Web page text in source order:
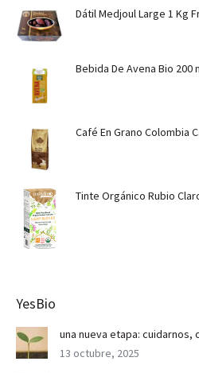
Dátil Medjoul Large 1 Kg
Bebida De Avena Bio 200
Café En Grano Colombia
Tinte Orgánico Rubio
YesBio
una nueva etapa: cuidarnos,
13 octubre, 2025